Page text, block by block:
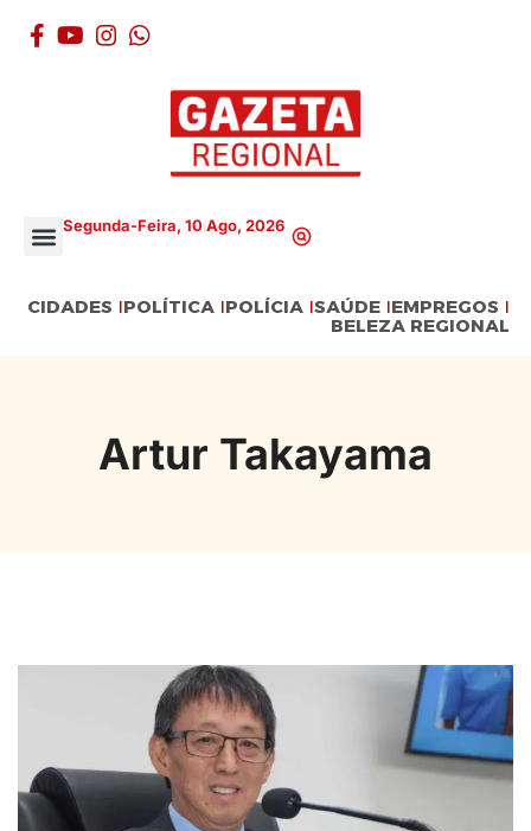
Segunda-Feira, 10 Ago, 2026
CIDADES POLÍTICA POLÍCIA SAÚDE EMPREGOS
BELEZA REGIONAL
Artur Takayama